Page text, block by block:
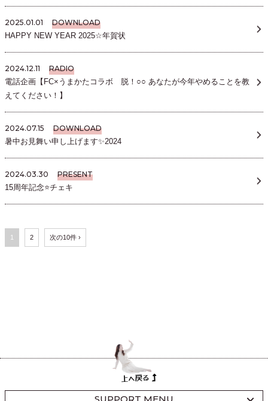
2025.01.01
DOWNLOAD
HAPPY NEW YEAR 2025☆年賀状
2024.12.11
RADIO
電話企画【FC×うまかたコラボ 脱！○○ あなたが今年やめることを教
えてください！】
2024.07.15
DOWNLOAD
暑中お見舞い申し上げます✨2024
2024.03.30
PRESENT
15周年記念⭐チェキ
1 2 次の10件 ›